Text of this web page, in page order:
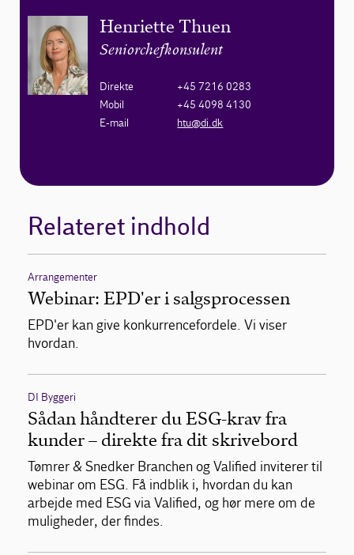
Henriette Thuen
Seniorchefkonsulent
Direkte
+45 7216 0283
Mobil
+45 4098 4130
E-mail
htu@di.dk
Relateret indhold
Arrangementer
Webinar: EPD'er i salgsprocessen
EPD'er kan give konkurrencefordele. Vi viser
hvordan.
DI Byggeri
Sådan håndterer du ESG-krav fra
kunder – direkte fra dit skrivebord
Tømrer & Snedker Branchen og Valified inviterer til
webinar om ESG. Få indblik i, hvordan du kan
arbejde med ESG via Valified, og hør mere om de
muligheder, der findes.